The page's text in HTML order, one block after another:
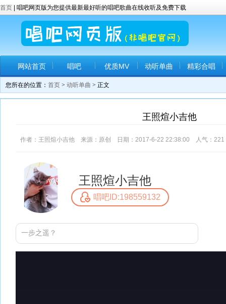
首页 | 唱吧网页版为您提供最新最好听的唱吧歌曲在线收听及免费下载
网站首页 唱吧 优质MV 动听单曲 精彩合唱
您所在的位置： 首页 > 动听单曲 > 正文
王照煊小吉他
作者：王照煊小吉他 来源：原创 日期：2017-6-22 22:38:00 人气： 221
王照煊小吉他
唱吧ID:198559132
一步之遥？